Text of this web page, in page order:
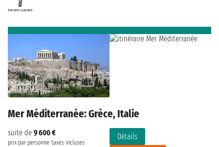
Mer Méditerranée: Grèce, Italie
suite de 9 600 €
prix par personne taxes incluses
Détails